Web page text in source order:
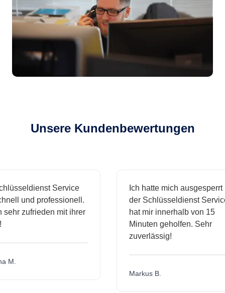
Unsere Kundenbewertungen
Service
und professionell.
zufrieden mit ihrer
M.
Ich hatte mich ausgesperrt
der Schlüsseldienst Service
hat mir innerhalb von 15
Minuten geholfen. Sehr
zuverlässig!
Markus B.